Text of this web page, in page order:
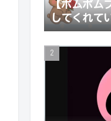
【ポムポム
してくれて
よ。